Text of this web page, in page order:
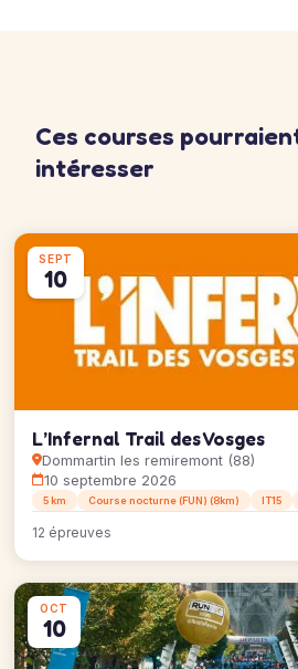
Ces courses
intéresser
SEPT
10
L’Infernal Trail des Vosges
Dommartin les remiremont (88)
10 septembre 2026
5 km Course nocturne (FUN) (8km) IT15
12 épreuves
OCT
10